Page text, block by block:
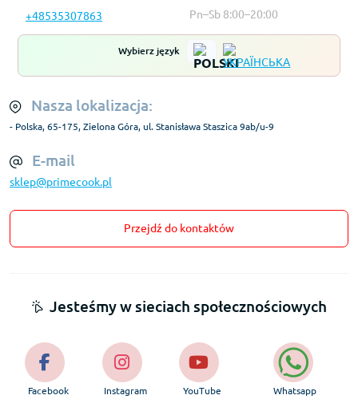
+48535307863 Pn–Sb 8:00–20:00
Wybierz język
Nasza lokalizacja:
- Polska, 65-175, Zielona Góra, ul. Stanisława Staszica 9ab/u-9
E-mail
sklep@primecook.pl
Przejdź do kontaktów
Jesteśmy w sieciach społecznościowych
Facebook Instagram YouTube Whatsapp